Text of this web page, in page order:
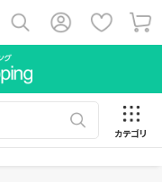
カテゴリ